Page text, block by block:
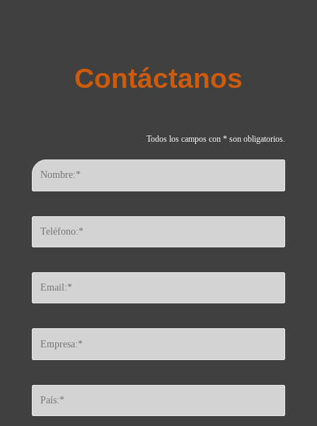
Contáctanos
Todos los campos con * son obligatorios.